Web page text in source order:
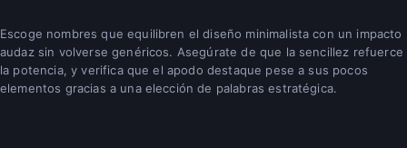
Escoge nombres que equilibren el diseño minimalista con un impacto
audaz sin volverse genéricos. Asegúrate de que la sencillez refuerce
la potencia, y verifica que el apodo destaque pese a sus pocos
elementos gracias a una elección de palabras estratégica.